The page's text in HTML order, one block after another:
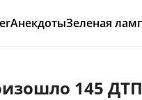
АнекдотыЗеленая
145